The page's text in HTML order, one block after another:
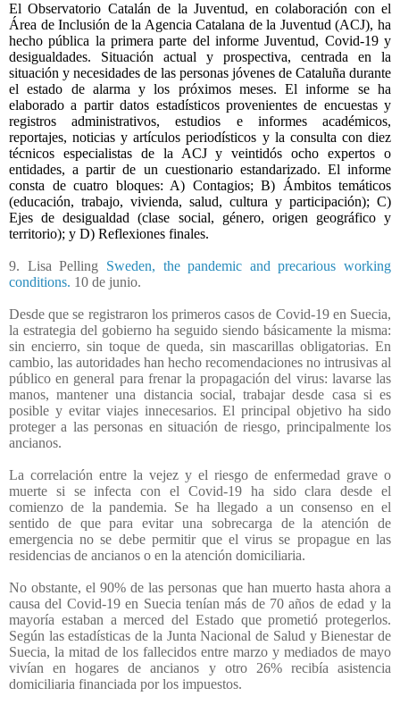
El Observatorio Catalán de la Juventud, en colaboración con el
Área de Inclusión de la Agencia Catalana de la Juventud (ACJ), ha
hecho pública la primera parte del informe Juventud, Covid-19 y
desigualdades. Situación actual y prospectiva, centrada en la
situación y necesidades de las personas jóvenes de Cataluña durante
el estado de alarma y los próximos meses. El informe se ha
elaborado a partir datos estadísticos provenientes de encuestas y
registros administrativos, estudios e informes académicos,
reportajes, noticias y artículos periodísticos y la consulta con diez
técnicos especialistas de la ACJ y veintidós ocho expertos o
entidades, a partir de un cuestionario estandarizado. El informe
consta de cuatro bloques: A) Contagios; B) Ámbitos temáticos
(educación, trabajo, vivienda, salud, cultura y participación); C)
Ejes de desigualdad (clase social, género, origen geográfico y
territorio); y D) Reflexiones finales.
9. Lisa Pelling Sweden, the pandemic and precarious working
conditions. 10 de junio.
Desde que se registraron los primeros casos de Covid-19 en Suecia,
la estrategia del gobierno ha seguido siendo básicamente la misma:
sin encierro, sin toque de queda, sin mascarillas obligatorias. En
cambio, las autoridades han hecho recomendaciones no intrusivas al
público en general para frenar la propagación del virus: lavarse las
manos, mantener una distancia social, trabajar desde casa si es
posible y evitar viajes innecesarios. El principal objetivo ha sido
proteger a las personas en situación de riesgo, principalmente los
ancianos.
La correlación entre la vejez y el riesgo de enfermedad grave o
muerte si se infecta con el Covid-19 ha sido clara desde el
comienzo de la pandemia. Se ha llegado a un consenso en el
sentido de que para evitar una sobrecarga de la atención de
emergencia no se debe permitir que el virus se propague en las
residencias de ancianos o en la atención domiciliaria.
No obstante, el 90% de las personas que han muerto hasta ahora a
causa del Covid-19 en Suecia tenían más de 70 años de edad y la
mayoría estaban a merced del Estado que prometió protegerlos.
Según las estadísticas de la Junta Nacional de Salud y Bienestar de
Suecia, la mitad de los fallecidos entre marzo y mediados de mayo
vivían en hogares de ancianos y otro 26% recibía asistencia
domiciliaria financiada por los impuestos.